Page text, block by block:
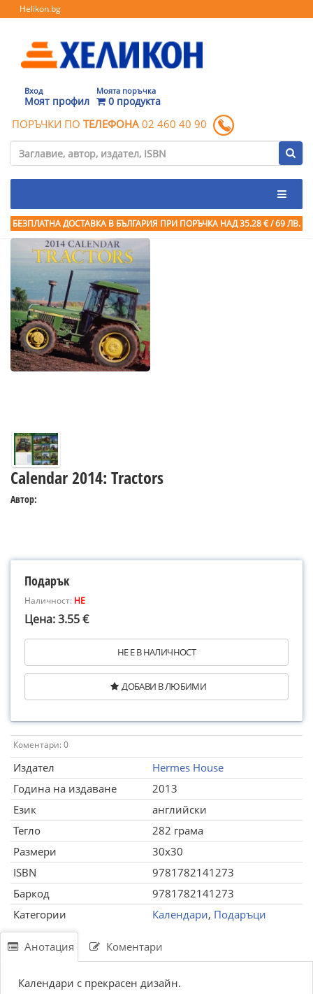
Helikon.bg
Вход
Моят профил
Моята поръчка
0 продукта
ПОРЪЧКИ ПО ТЕЛЕФОНА 02 460 40 90
БЕЗПЛАТНА ДОСТАВКА В БЪЛГАРИЯ ПРИ ПОРЪЧКА НАД 35.28 € / 69 ЛВ.
Calendar 2014: Tractors
Автор:
Подарък
Наличност: НЕ
Цена: 3.55 €
НЕ Е В НАЛИЧНОСТ
ДОБАВИ В ЛЮБИМИ
Коментари: 0
Издател
Hermes House
Година на издаване
2013
Език
английски
Тегло
282 грама
Размери
30x30
ISBN
9781782141273
Баркод
9781782141273
Категории
Календари, Подаръци
Анотация Коментари
Календари с прекрасен дизайн.